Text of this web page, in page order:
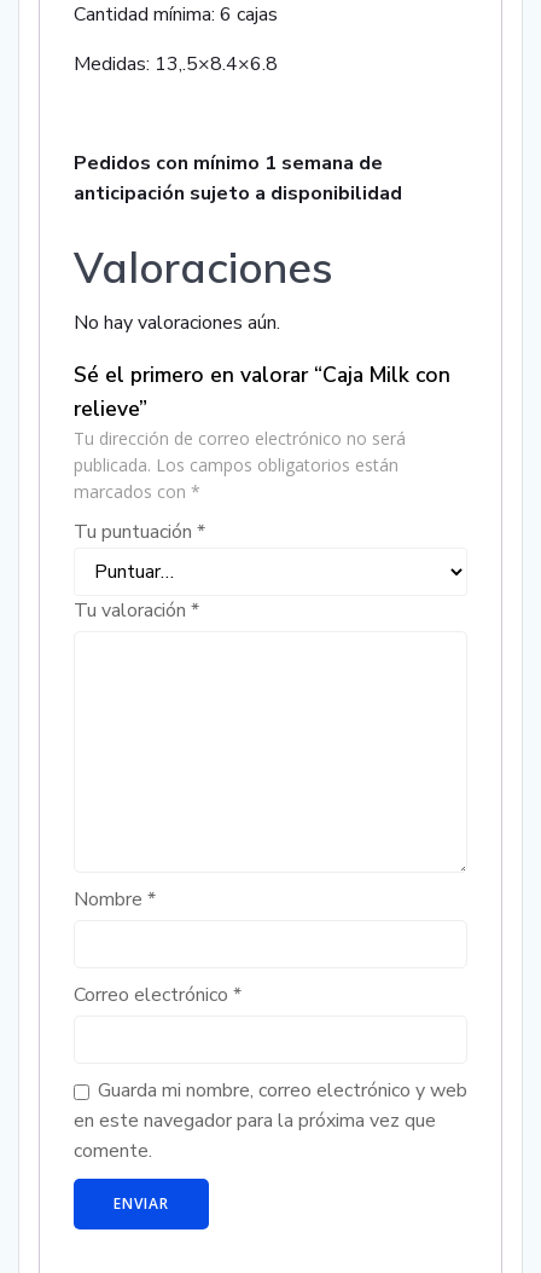
Cantidad mínima: 6 cajas
Medidas: 13,.5×8.4×6.8
Pedidos con mínimo 1 semana de
anticipación sujeto a disponibilidad
Valoraciones
No hay valoraciones aún.
Sé el primero en valorar “Caja Milk con
relieve”
Tu dirección de correo electrónico no será
publicada. Los campos obligatorios están
marcados con *
Tu puntuación *
Tu valoración *
Nombre *
Correo electrónico *
Guarda mi nombre, correo electrónico y web
en este navegador para la próxima vez que
comente.